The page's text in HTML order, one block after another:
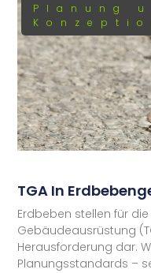
Planung
TGA In
Erdbeben stellen für
Gebäudeausrüstung
Herausforderung dar.
Planungsstandards –